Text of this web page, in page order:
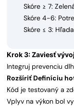
Skóre ≥ 7:
Skóre 4-6:
Skóre ≤ 3:
Krok 3: Zaviesť
Integruj prevenciu
Rozšíriť Definíciu
Kód je testovaný a
Vplyv na výkon bol